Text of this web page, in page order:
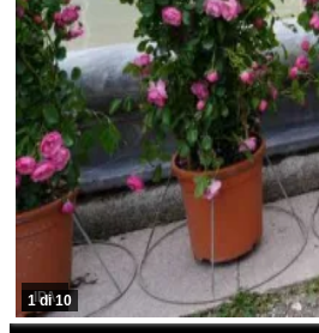
IPA
1 di 10